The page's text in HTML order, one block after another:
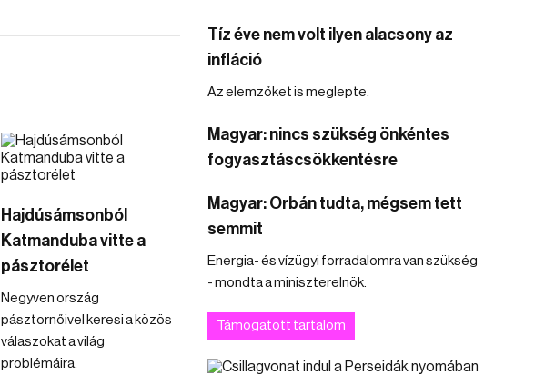
Hajdúsámsonból
Katmanduba vitte a
pásztorélet
Negyven ország
pásztornőivel keresi a közös
válaszokat a világ
problémáira.
Tíz éve nem volt ilyen alacsony az
infláció
Az elemzőket is meglepte.
Magyar: nincs szükség önkéntes
fogyasztáscsökkentésre
Magyar: Orbán tudta, mégsem tett
semmit
Energia- és vízügyi forradalomra van szükség
- mondta a miniszterelnök.
Támogatott tartalom